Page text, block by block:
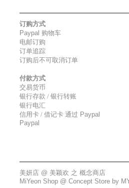
订购方式
Paypal 购物车
电邮订购
订单追踪
订购后不可取消订单
付款方式
交易货币
银行存款 / 银行转账
银行电汇
信用卡 / 借记卡 通过 Paypal
Paypal
美妍店 @ 美颖欢 之 概念商店
MiYeon Shop @ Concept Store by